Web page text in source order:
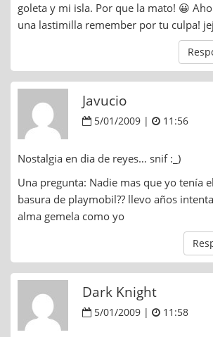
goleta y mi isla. Por que la mato! 😀
una lastimilla remember por tu culpa!
Javucio
5/01/2009 | 11:56
Nostalgia en dia de reyes… snif :_)
Una pregunta: Nadie mas que yo tenía
basura de playmobil?? llevo años
alma gemela como yo
Dark Knight
5/01/2009 | 11:58